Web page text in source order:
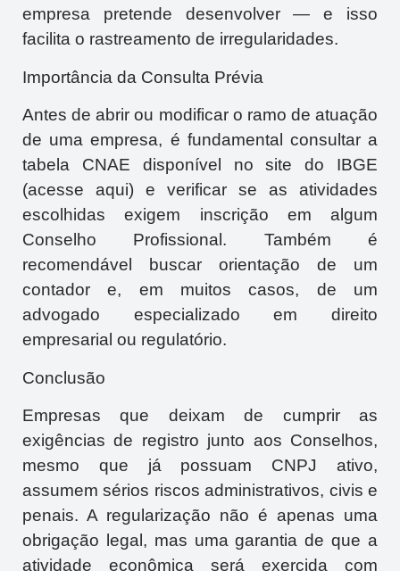
empresa pretende desenvolver — e isso
facilita o rastreamento de irregularidades.
Importância da Consulta Prévia
Antes de abrir ou modificar o ramo de atuação
de uma empresa, é fundamental consultar a
tabela CNAE disponível no site do IBGE
(acesse aqui) e verificar se as atividades
escolhidas exigem inscrição em algum
Conselho Profissional. Também é
recomendável buscar orientação de um
contador e, em muitos casos, de um
advogado especializado em direito
empresarial ou regulatório.
Conclusão
Empresas que deixam de cumprir as
exigências de registro junto aos Conselhos,
mesmo que já possuam CNPJ ativo,
assumem sérios riscos administrativos, civis e
penais. A regularização não é apenas uma
obrigação legal, mas uma garantia de que a
atividade econômica será exercida com